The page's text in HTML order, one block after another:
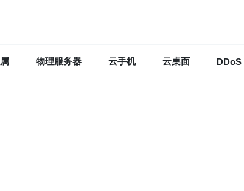
物理服务器 云手机 云桌面 DDoS